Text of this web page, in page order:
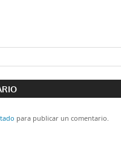
para publicar un comentario.